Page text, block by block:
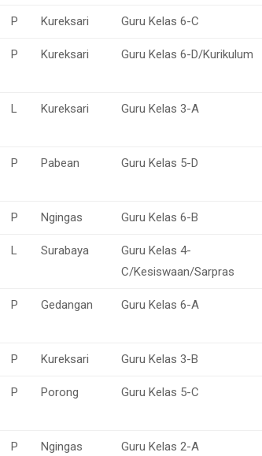
P Kureksari Guru Kelas 6-C
P Kureksari Guru Kelas 6-D/Kurikulum
L Kureksari Guru Kelas 3-A
P Pabean Guru Kelas 5-D
P Ngingas Guru Kelas 6-B
L Surabaya
Guru Kelas 4-
C/Kesiswaan/Sarpras
P Gedangan Guru Kelas 6-A
P Kureksari Guru Kelas 3-B
P Porong Guru Kelas 5-C
P Ngingas Guru Kelas 2-A